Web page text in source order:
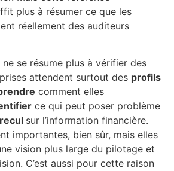
plus à résumer ce que les
réellement des auditeurs
ne se résume plus à vérifier des
attendent surtout des profils
comment elles
ce qui peut poser problème
sur l’information financière.
importantes, bien sûr, mais elles
vision plus large du pilotage et
C’est aussi pour cette raison